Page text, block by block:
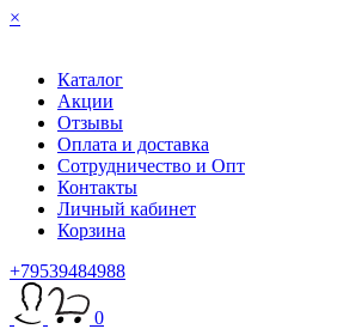
×
Каталог
Акции
Отзывы
Оплата и доставка
Сотрудничество и Опт
Контакты
Личный кабинет
Корзина
+79539484988
0